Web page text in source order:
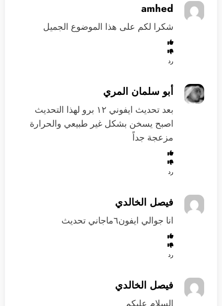
amhed
شكرا لكم على هذا الموضوع الجميل
رد
أبو سلمان المري
بعد تحديث ايفوني ١٢ برو لهذا التحديث
اصبح يسخن بشكل غير طبيعي والحرارة
مزعجة جداً
رد
فيصل الخالدي
انا جوالي ايفون٦ماجاني تحديث
رد
فيصل الخالدي